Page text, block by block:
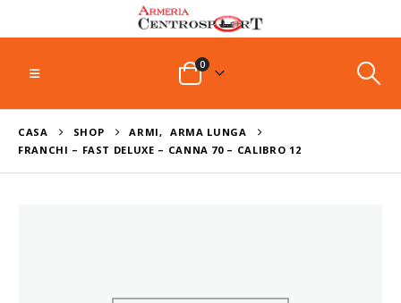
0
CASA SHOP ARMI,
ARMA LUNGA
FRANCHI – FAST DELUXE – CANNA 70 – CALIBRO 12